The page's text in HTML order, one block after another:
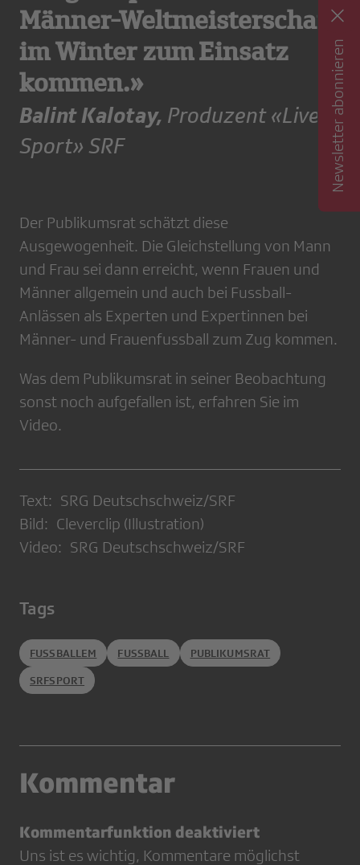
Männer-Weltmeisterschaft
im Winter zum Einsatz
kommen.»
Balint Kalotay, Produzent «Live
Sport» SRF
Der Publikumsrat schätzt diese
Ausgewogenheit. Die Gleichstellung von Mann
und Frau sei dann erreicht, wenn Frauen und
Männer allgemein und auch bei Fussball-
Anlässen als Experten und Expertinnen bei
Männer- und Frauenfussball zum Zug kommen.
Was dem Publikumsrat in seiner Beobachtung
sonst noch aufgefallen ist, erfahren Sie im
Video.
Text: SRG Deutschschweiz/SRF
Bild: Cleverclip (Illustration)
Video: SRG Deutschschweiz/SRF
Tags
FUSSBALLEM FUSSBALL PUBLIKUMSRAT
SRFSPORT
Kommentar
Kommentarfunktion deaktiviert
Uns ist es wichtig, Kommentare möglichst
Newsletter abonnieren